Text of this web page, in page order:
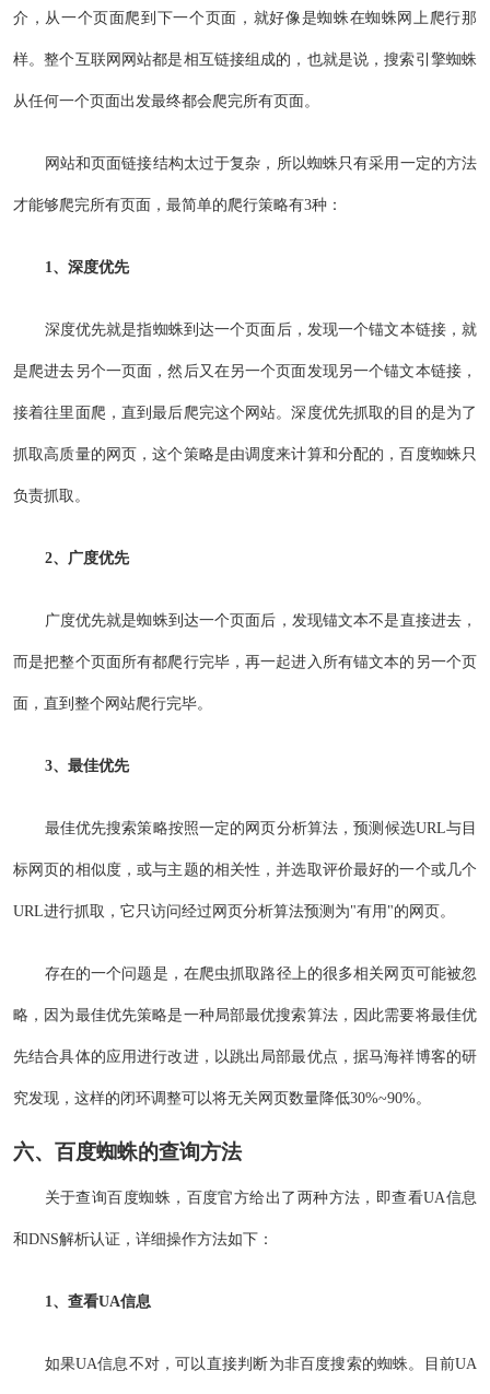
介，从一个页面爬到下一个页面，就好像是蜘蛛在蜘蛛网上爬行那
样。整个互联网网站都是相互链接组成的，也就是说，搜索引擎蜘蛛
从任何一个页面出发最终都会爬完所有页面。
网站和页面链接结构太过于复杂，所以蜘蛛只有采用一定的方法
才能够爬完所有页面，最简单的爬行策略有3种：
1、深度优先
深度优先就是指蜘蛛到达一个页面后，发现一个锚文本链接，就
是爬进去另个一页面，然后又在另一个页面发现另一个锚文本链接，
接着往里面爬，直到最后爬完这个网站。深度优先抓取的目的是为了
抓取高质量的网页，这个策略是由调度来计算和分配的，百度蜘蛛只
负责抓取。
2、广度优先
广度优先就是蜘蛛到达一个页面后，发现锚文本不是直接进去，
而是把整个页面所有都爬行完毕，再一起进入所有锚文本的另一个页
面，直到整个网站爬行完毕。
3、最佳优先
最佳优先搜索策略按照一定的网页分析算法，预测候选URL与目
标网页的相似度，或与主题的相关性，并选取评价最好的一个或几个
URL进行抓取，它只访问经过网页分析算法预测为"有用"的网页。
存在的一个问题是，在爬虫抓取路径上的很多相关网页可能被忽
略，因为最佳优先策略是一种局部最优搜索算法，因此需要将最佳优
先结合具体的应用进行改进，以跳出局部最优点，据马海祥博客的研
究发现，这样的闭环调整可以将无关网页数量降低30%~90%。
六、百度蜘蛛的查询方法
关于查询百度蜘蛛，百度官方给出了两种方法，即查看UA信息
和DNS解析认证，详细操作方法如下：
1、查看UA信息
如果UA信息不对，可以直接判断为非百度搜索的蜘蛛。目前UA